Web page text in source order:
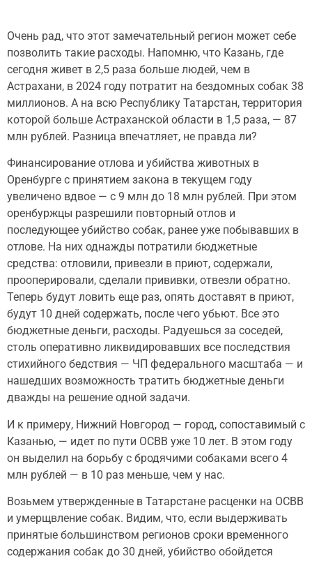
Очень рад, что этот замечательный регион может себе
позволить такие расходы. Напомню, что Казань, где
сегодня живет в 2,5 раза больше людей, чем в
Астрахани, в 2024 году потратит на бездомных собак 38
миллионов. А на всю Республику Татарстан, территория
которой больше Астраханской области в 1,5 раза, — 87
млн рублей. Разница впечатляет, не правда ли?
Финансирование отлова и убийства животных в
Оренбурге с принятием закона в текущем году
увеличено вдвое — с 9 млн до 18 млн рублей. При этом
оренбуржцы разрешили повторный отлов и
последующее убийство собак, ранее уже побывавших в
отлове. На них однажды потратили бюджетные
средства: отловили, привезли в приют, содержали,
прооперировали, сделали прививки, отвезли обратно.
Теперь будут ловить еще раз, опять доставят в приют,
будут 10 дней содержать, после чего убьют. Все это
бюджетные деньги, расходы. Радуешься за соседей,
столь оперативно ликвидировавших все последствия
стихийного бедствия — ЧП федерального масштаба — и
нашедших возможность тратить бюджетные деньги
дважды на решение одной задачи.
И к примеру, Нижний Новгород — город, сопоставимый с
Казанью, — идет по пути ОСВВ уже 10 лет. В этом году
он выделил на борьбу с бродячими собаками всего 4
млн рублей — в 10 раз меньше, чем у нас.
Возьмем утвержденные в Татарстане расценки на ОСВВ
и умерщвление собак. Видим, что, если выдерживать
принятые большинством регионов сроки временного
содержания собак до 30 дней, убийство обойдется